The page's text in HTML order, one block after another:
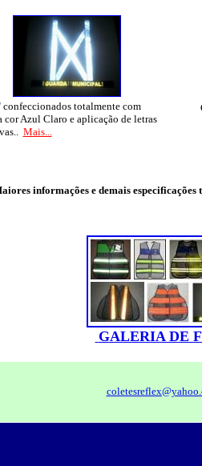
totalmente com
Azul Claro e aplicação de letras
Mais...
informações e demais especificações
GALERIA DE